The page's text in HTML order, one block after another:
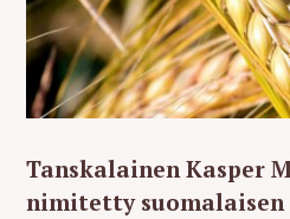
Tanskalainen Kasper
nimitetty